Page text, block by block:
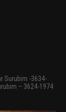
Surubim -3634-
– 3624-1974